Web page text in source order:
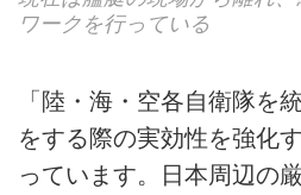
ワークを行っている
「陸・海・空各自衛隊を
をする際の実効性を強化
っています。日本周辺の